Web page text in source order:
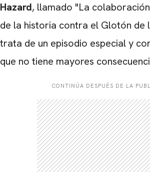
Hazard, llamado "La
de la historia contra el Glotón de
trata de un episodio especial y
que no tiene mayores
CONTINÚA DESPUÉS DE LA